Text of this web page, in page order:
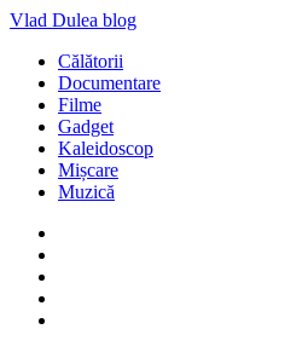
Vlad Dulea blog
Călătorii
Documentare
Filme
Gadget
Kaleidoscop
Mișcare
Muzică